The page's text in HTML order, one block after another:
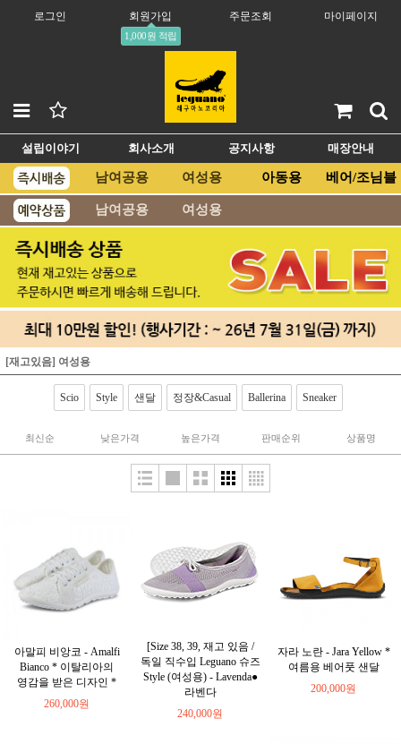
로그인 회원가입
1,000원 적립
주문조회 마이페이지
설립이야기 회사소개 공지사항 매장안내
남여공용 여성용 아동용 베어/조님블
남여공용 여성용
[재고있음] 여성용
Scio Style 샌달 정장&Casual Ballerina Sneaker
최신순 낮은가격 높은가격 판매순위 상품명
아말피 비앙코 - Amalfi
Bianco * 이탈리아의
영감을 받은 디자인 *
260,000원
[Size 38, 39, 재고 있음 /
독일 직수입 Leguano 슈즈
Style (여성용) - Lavenda●
라벤다
240,000원
자라 노란 - Jara Yellow *
여름용 베어풋 샌달
200,000원